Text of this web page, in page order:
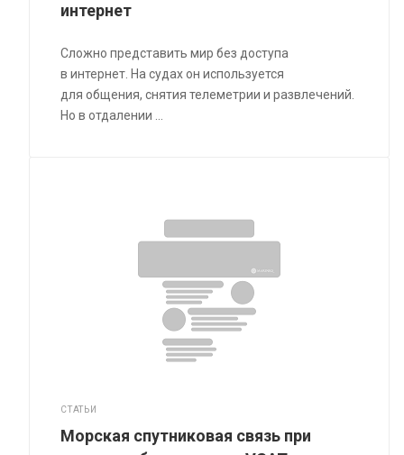
интернет
Сложно представить мир без доступа
в интернет. На судах он используется
для общения, снятия телеметрии и развлечений.
Но в отдалении ...
СТАТЬИ
Морская спутниковая связь при